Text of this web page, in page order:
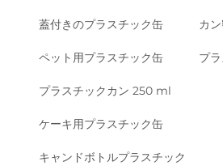
蓋付きのプラスチック缶 カ
ペット用プラスチック缶 プ
プラスチックカン 250 ml
ケーキ用プラスチック缶
キャンドボトルプラスチック